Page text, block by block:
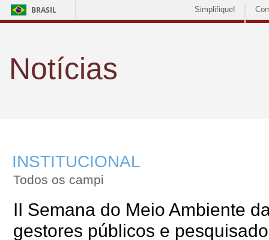
BRASIL Simplifique!
Notícias
INSTITUCIONAL
Todos os campi
II Semana do Meio Ambiente
gestores públicos e